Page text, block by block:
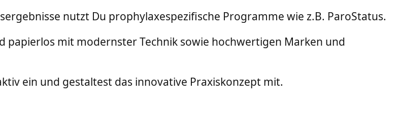
nutzt Du prophylaxespezifische Programme wie z.B. ParoStatus.
papierlos mit modernster Technik sowie hochwertigen Marken und
ein und gestaltest das innovative Praxiskonzept mit.